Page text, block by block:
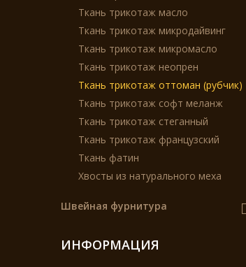
Ткань трикотаж масло
Ткань трикотаж микродайвинг
Ткань трикотаж микромасло
Ткань трикотаж неопрен
Ткань трикотаж оттоман (рубчик)
Ткань трикотаж софт меланж
Ткань трикотаж стеганный
Ткань трикотаж французский
Ткань фатин
Хвосты из натурального меха
Швейная фурнитура
ИНФОРМАЦИЯ